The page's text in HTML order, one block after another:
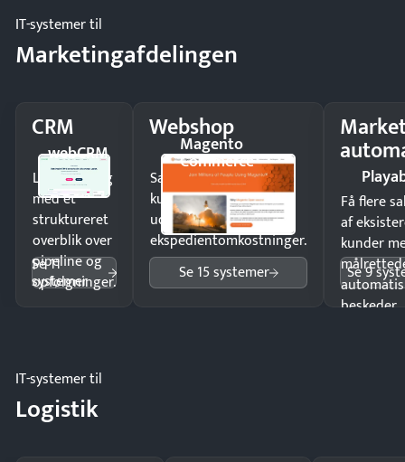
IT-systemer til
Marketingafdelingen
CRM
webCRM
Luk flere salg
med et
struktureret
overblik over
pipeline og
opfølgninger.
Se 11
systemer
Webshop
Magento
Commerce
Sælg produkter 24/7 til
kunder i hele landet
uden
ekspedientomkostninger.
Se 15 systemer
Få flere
af
kunder
beskeder.
Se 9
IT-systemer til
Logistik